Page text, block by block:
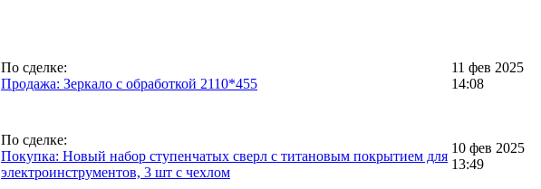
По сделке:
Продажа: Зеркало с обработкой 2110*455
11 фев 2025
14:08
По сделке:
Покупка: Новый набор ступенчатых сверл с титановым покрытием для
электроинструментов, 3 шт с чехлом
10 фев 2025
13:49